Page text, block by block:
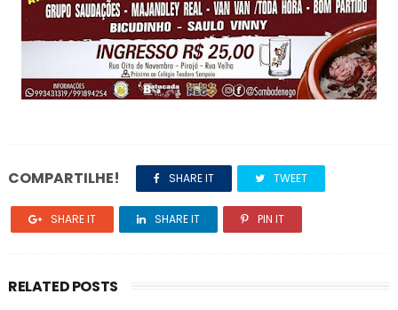
COMPARTILHE! SHARE IT TWEET
SHARE IT SHARE IT PIN IT
RELATED POSTS